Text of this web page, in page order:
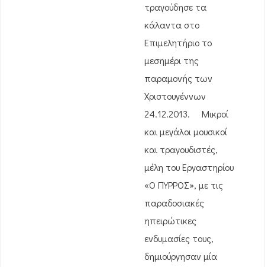
τραγούδησε τα
κάλαντα στο
Επιμελητήριο το
μεσημέρι της
παραμονής των
Χριστουγέννων
24.12.2013. Μικροί
και μεγάλοι μουσικοί
και τραγουδιστές,
μέλη του Εργαστηρίου
«Ο ΠΥΡΡΟΣ», με τις
παραδοσιακές
ηπειρώτικες
ενδυμασίες τους,
δημιούργησαν μία